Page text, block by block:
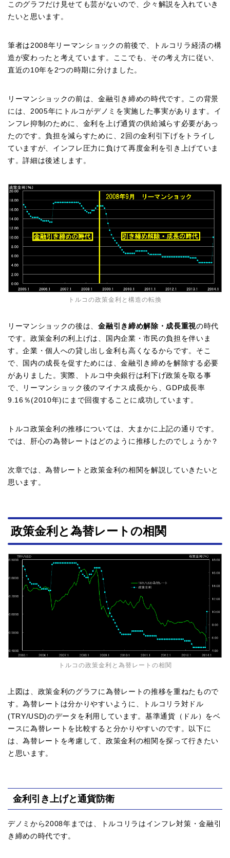
このグラフだけ見せても芸がないので、少々解説を入れていき
たいと思います。
筆者は2008年リーマンショックの前後で、トルコリラ経済の構
造が変わったと考えています。ここでも、その考え方に従い、
直近の10年を2つの時期に分けました。
リーマンショックの前は、金融引き締めの時代です。この背景
には、2005年にトルコがデノミを実施した事実があります。イ
ンフレ抑制のために、金利を上げ通貨の供給減らす必要があっ
たのです。負担を減らすために、2回の金利引下げをトライし
ていますが、インフレ圧力に負けて再度金利を引き上げていま
す。詳細は後述します。
トルコの政策金利と構造の転換
リーマンショックの後は、金融引き締め解除・成長重視の時代
です。政策金利の利上げは、国内企業・市民の負担を伴いま
す。企業・個人への貸し出し金利も高くなるからです。そこ
で、国内の成長を促すためには、金融引き締めを解除する必要
がありました。実際、トルコ中央銀行は利下げ政策を取る事
で、リーマンショック後のマイナス成長から、GDP成長率
9.16％(2010年)にまで回復することに成功しています。
トルコ政策金利の推移については、大まかに上記の通りです。
では、肝心の為替レートはどのように推移したのでしょうか？
次章では、為替レートと政策金利の相関を解説していきたいと
思います。
政策金利と為替レートの相関
トルコの政策金利と為替レートの相関
上図は、政策金利のグラフに為替レートの推移を重ねたもので
す。為替レートは分かりやすいように、トルコリラ対ドル
(TRY/USD)のデータを利用しています。基準通貨（ドル）をベ
ースに為替レートを比較すると分かりやすいのです。以下に
は、為替レートを考慮して、政策金利の相関を探って行きたい
と思います。
金利引き上げと通貨防衛
デノミから2008年までは、トルコリラはインフレ対策・金融引
き締めの時代です。